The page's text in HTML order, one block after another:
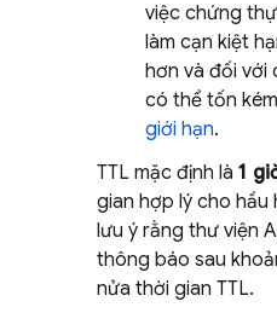
việc chứng
làm cạn kiệt
hơn và đối với
có thể tốn
giới hạn.
TTL mặc định là 1
gian hợp lý cho hầu
lưu ý rằng thư viện
thông báo sau
nửa thời gian TTL.